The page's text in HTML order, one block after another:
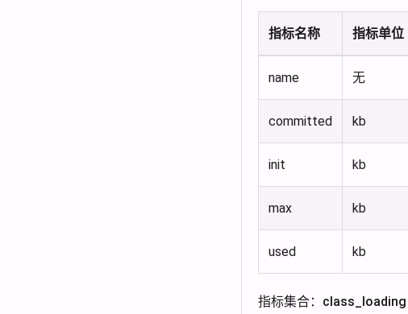
指标名称 指标单位
name 无
committed kb
init kb
max kb
used kb
指标集合：class_loading